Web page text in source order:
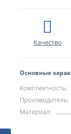
Качество
Основные
Комплектность:
Производитель:
Материал: